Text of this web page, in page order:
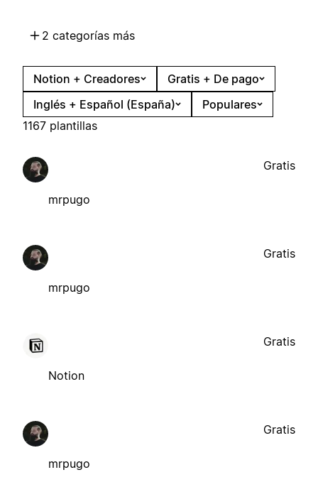
2 categorías más
Notion + Creadores
Gratis + De pago
Inglés + Español (España)
Populares
1167 plantillas
mrpugo
Gratis
mrpugo
Gratis
Notion
Gratis
mrpugo
Gratis